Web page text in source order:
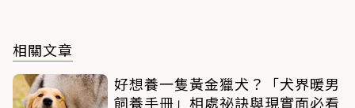
相關文章
好想養一隻黃金獵犬？「犬界暖男
飼養手冊」相處祕訣與現實面必看